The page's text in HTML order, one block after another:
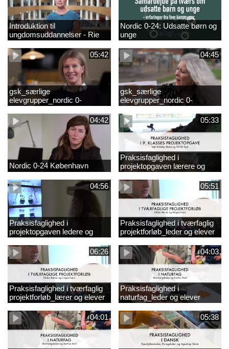
Introduktion til
ungdomsuddannelser - Rie
Thomsen
Nordic 0-24: Udsatte børn og
unge
05:42
gsk_særlige
elevgrupper_nordic 0-
24_frederikshavn
04:45
gsk_særlige
elevgrupper_nordic 0-
24_tønder
04:42
Nordic 0-24 København
05:33
Praksisfaglighed i
projektopgaven lærere og
elever
04:56
Praksisfaglighed i
projektopgaven ledere og
elever
05:51
Praksisfaglighed i tværfaglig
projektforløb_leder og elever
06:26
Praksisfaglighed i tværfaglig
projektforløb_lærer og elever
04:03
Praksisfaglighed i
naturfag_leder og elever
04:01 05:38